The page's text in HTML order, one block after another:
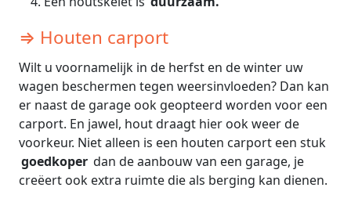
⇒ Houten carport
Wilt u voornamelijk in de herfst en de winter uw
wagen beschermen tegen weersinvloeden? Dan kan
er naast de garage ook geopteerd worden voor een
carport. En jawel, hout draagt hier ook weer de
voorkeur. Niet alleen is een houten carport een stuk
goedkoper dan de aanbouw van een garage, je
creëert ook extra ruimte die als berging kan dienen.